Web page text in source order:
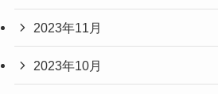
2023年11月
2023年10月